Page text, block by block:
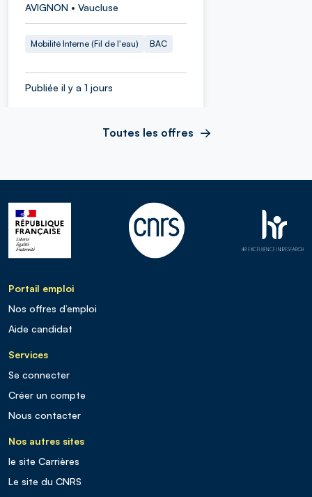
AVIGNON • Vaucluse
Mobilité Interne (Fil de l'eau) BAC
Publiée il y a 1 jours
Toutes les offres
Portail emploi
Nos offres d’emploi
Aide candidat
Services
Se connecter
Créer un compte
Nous contacter
Nos autres sites
le site Carrières
Le site du CNRS